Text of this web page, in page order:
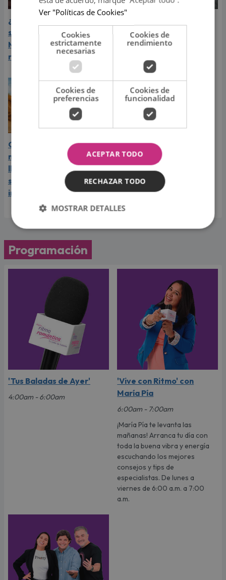
¿Greeicy espera a su
segundo hijo? Video de
Mike Bahía desata
rumores
de sus éxitos es su
favorito y sorprendió a
Carín León vive el mejor
momento de su carrera y
llega a Lima en el año de
su consagración
internacional
Programación
'Tus Baladas de Ayer'
4:00am - 6:00am
'Vive con Ritmo' con
María Pía
6:00am - 7:00am
¡María Pía te levanta las
mañanas! Arranca tu día con
toda la buena vibra y energía
escuchando los mejores
consejos y tips de
especialistas. De lunes a
viernes de 6:00 a.m. a 7:00
a.m.
Ver "Políticas de Cookies"
Cookies
estrictamente
necesarias
Cookies de
rendimiento
Cookies de
preferencias
Cookies de
funcionalidad
ACEPTAR TODO
RECHAZAR TODO
MOSTRAR DETALLES